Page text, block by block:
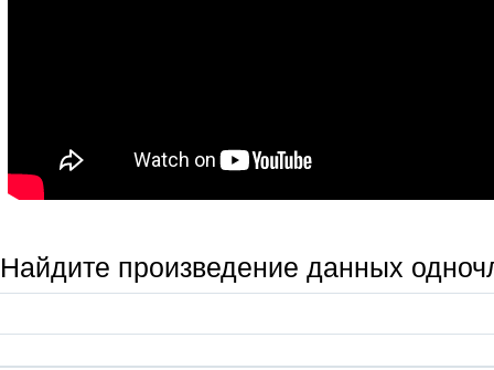
Найдите произведение данных